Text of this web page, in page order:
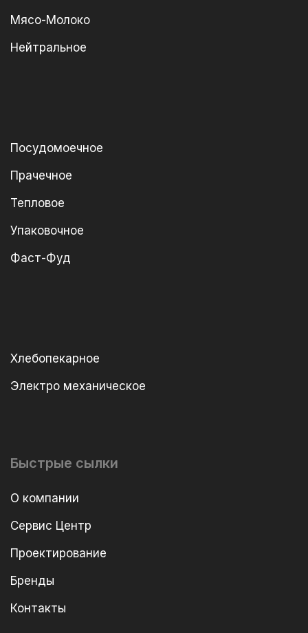
Мясо-Молоко
Нейтральное
Посудомоечное
Прачечное
Тепловое
Упаковочное
Фаст-Фуд
Хлебопекарное
Электро механическое
Быстрые сылки
О компании
Сервис Центр
Проектирование
Бренды
Контакты